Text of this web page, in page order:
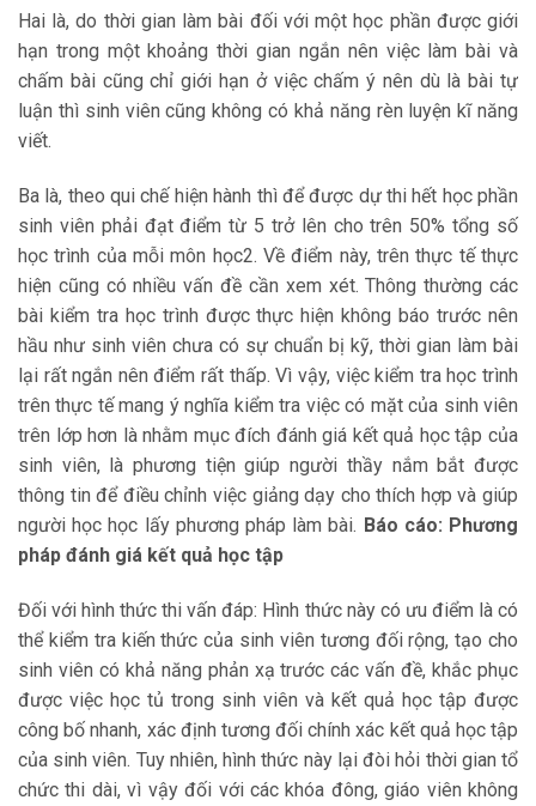
Hai là, do thời gian làm bài đối với một học phần được giới
hạn trong một khoảng thời gian ngắn nên việc làm bài và
chấm bài cũng chỉ giới hạn ở việc chấm ý nên dù là bài tự
luận thì sinh viên cũng không có khả năng rèn luyện kĩ năng
viết.
Ba là, theo qui chế hiện hành thì để được dự thi hết học phần
sinh viên phải đạt điểm từ 5 trở lên cho trên 50% tổng số
học trình của mỗi môn học2. Về điểm này, trên thực tế thực
hiện cũng có nhiều vấn đề cần xem xét. Thông thường các
bài kiểm tra học trình được thực hiện không báo trước nên
hầu như sinh viên chưa có sự chuẩn bị kỹ, thời gian làm bài
lại rất ngắn nên điểm rất thấp. Vì vậy, việc kiểm tra học trình
trên thực tế mang ý nghĩa kiểm tra việc có mặt của sinh viên
trên lớp hơn là nhằm mục đích đánh giá kết quả học tập của
sinh viên, là phương tiện giúp người thầy nắm bắt được
thông tin để điều chỉnh việc giảng dạy cho thích hợp và giúp
người học học lấy phương pháp làm bài. Báo cáo: Phương
pháp đánh giá kết quả học tập
Đối với hình thức thi vấn đáp: Hình thức này có ưu điểm là có
thể kiểm tra kiến thức của sinh viên tương đối rộng, tạo cho
sinh viên có khả năng phản xạ trước các vấn đề, khắc phục
được việc học tủ trong sinh viên và kết quả học tập được
công bố nhanh, xác định tương đối chính xác kết quả học tập
của sinh viên. Tuy nhiên, hình thức này lại đòi hỏi thời gian tổ
chức thi dài, vì vậy đối với các khóa đông, giáo viên không